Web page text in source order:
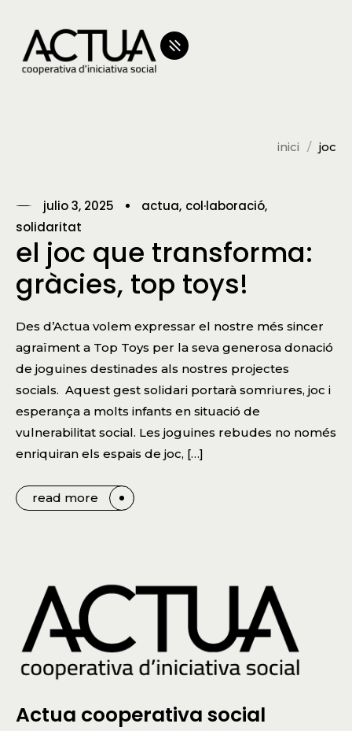
inici joc
julio 3, 2025 actua col·laboració
solidaritat
el joc que transforma:
gràcies, top toys!
Des d’Actua volem expressar el nostre més sincer
agraïment a Top Toys per la seva generosa donació
de joguines destinades als nostres projectes
socials. Aquest gest solidari portarà somriures, joc i
esperança a molts infants en situació de
vulnerabilitat social. Les joguines rebudes no només
enriquiran els espais de joc, […]
read more
Actua cooperativa social